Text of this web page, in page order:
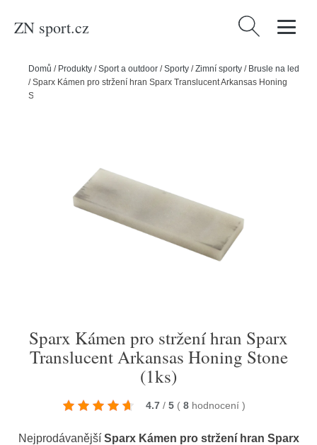
ZN sport.cz Vyhledávání
Domů / Produkty /Sport a outdoor /Sporty /Zimní sporty / Brusle na led
/Sparx Kámen pro stržení hran Sparx Translucent Arkansas Honing
Stone (1ks)
Sparx Kámen pro stržení hran Sparx
Translucent Arkansas Honing Stone
(1ks)
4.7 / 5 ( 8 hodnocení )
Nejprodávanější Sparx Kámen pro stržení hran Sparx